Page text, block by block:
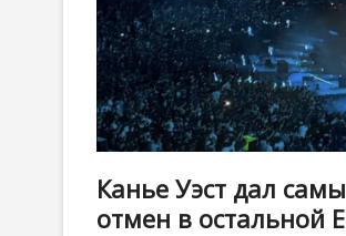
Канье Уэст дал
отмен в остальной